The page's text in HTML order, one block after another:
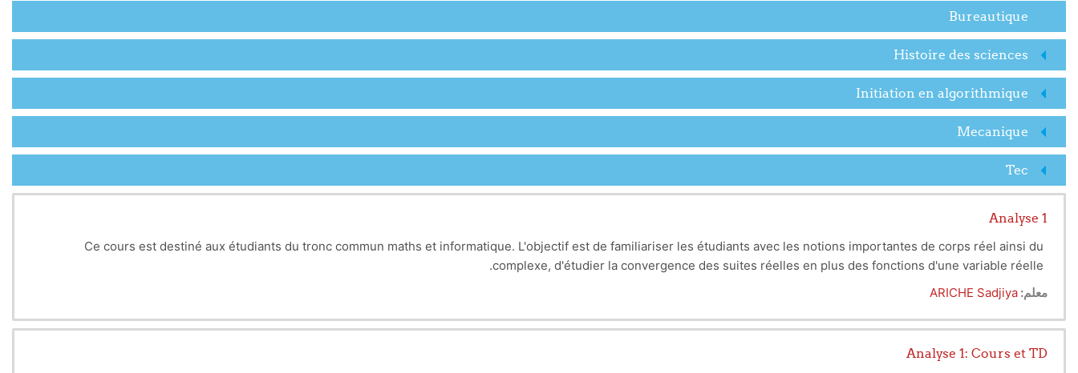
Bureautique
Histoire des sciences
Initiation en algorithmique
Mecanique
Tec
Analyse 1
Ce cours est destiné aux étudiants du tronc commun maths et informatique. L'objectif est de familiariser les étudiants avec les notions importantes de corps réel ainsi du
complexe, d'étudier la convergence des suites réelles en plus des fonctions d'une variable réelle.
معلم: ARICHE Sadjiya
Analyse 1: Cours et TD